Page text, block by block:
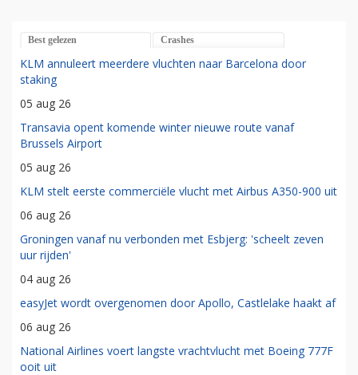
Best gelezen Crashes
KLM annuleert meerdere vluchten naar Barcelona door
staking
05 aug 26
Transavia opent komende winter nieuwe route vanaf
Brussels Airport
05 aug 26
KLM stelt eerste commerciële vlucht met Airbus A350-900 uit
06 aug 26
Groningen vanaf nu verbonden met Esbjerg: 'scheelt zeven
uur rijden'
04 aug 26
easyJet wordt overgenomen door Apollo, Castlelake haakt af
06 aug 26
National Airlines voert langste vrachtvlucht met Boeing 777F
ooit uit